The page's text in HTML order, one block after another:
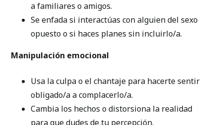
a familiares o amigos.
Se enfada si interactúas con alguien del sexo
opuesto o si haces planes sin incluirlo/a.
Manipulación emocional
Usa la culpa o el chantaje para hacerte sentir
obligado/a a complacerlo/a.
Cambia los hechos o distorsiona la realidad
para que dudes de tu percepción.